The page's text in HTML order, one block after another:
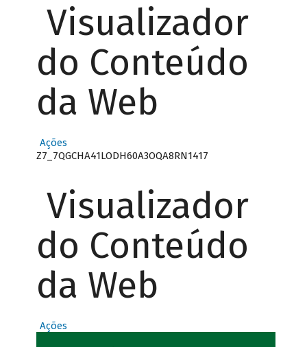
Visualizador
do Conteúdo
da Web
Ações
Z7_7QGCHA41LODH60A3OQA8RN1417
Visualizador
do Conteúdo
da Web
Ações